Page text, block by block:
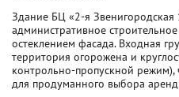
Здание БЦ «2-я Звенигородская
административное
остеклением фасада. Входная
территория огорожена и
контрольно-пропускной
для продуманного выбора